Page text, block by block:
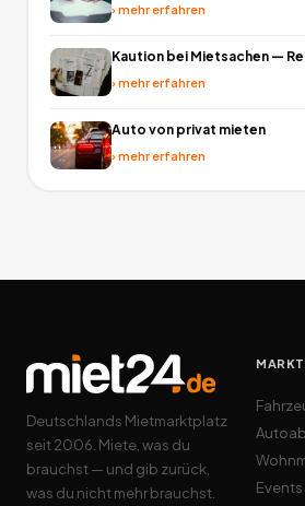
›mehr erfahren
Kaution bei Mietsachen —
›mehr erfahren
Auto von privat mieten
›mehr erfahren
Deutschlands Mietmarktplatz
seit 2006. Miete, was du
brauchst — und gib zurück,
was du nicht mehr brauchst.
Events